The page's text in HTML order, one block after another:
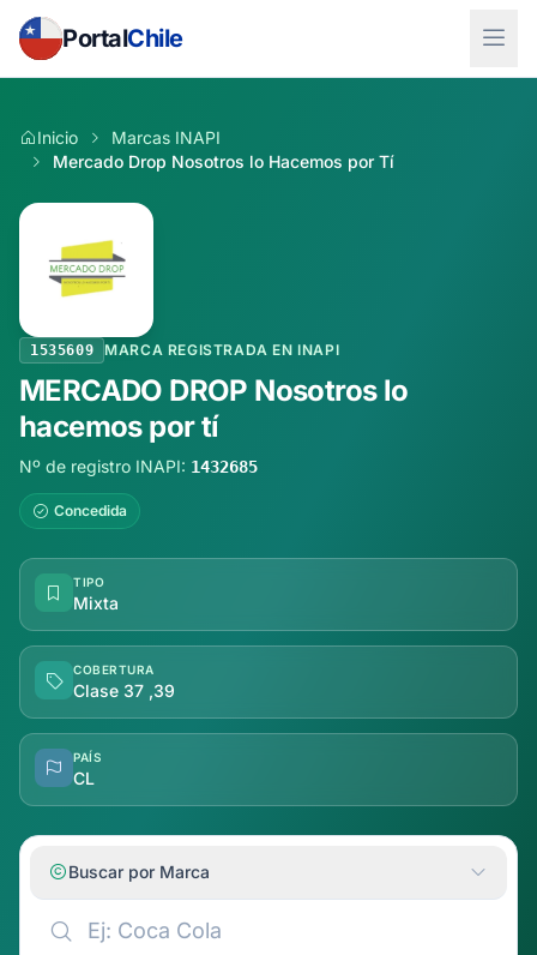
PortalChile
Inicio
Marcas INAPI
Mercado Drop Nosotros lo Hacemos por Tí
1535609 MARCA REGISTRADA EN INAPI
MERCADO DROP Nosotros lo
hacemos por tí
Nº de registro INAPI: 1432685
Concedida
TIPO
Mixta
COBERTURA
Clase 37 ,39
PAÍS
CL
Buscar por Marca